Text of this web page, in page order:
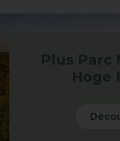
Plus Parc
Hoge